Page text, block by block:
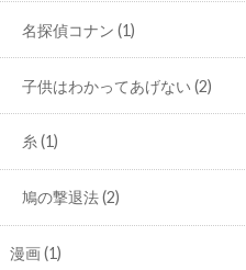
名探偵コナン(1)
子供はわかってあげない(2)
糸(1)
鳩の撃退法(2)
漫画(1)